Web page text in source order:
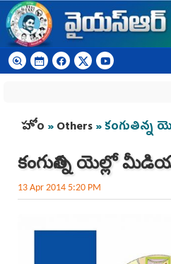
Skip to main content
You are here
హోం »Others» కంగుతిన్న
కంగుతిన్న యెల్లో
13 Apr 2014 5:20 PM